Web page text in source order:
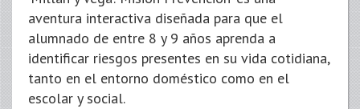
aventura interactiva diseñada para que el
alumnado de entre 8 y 9 años aprenda a
identificar riesgos presentes en su vida cotidiana,
tanto en el entorno doméstico como en el
escolar y social.